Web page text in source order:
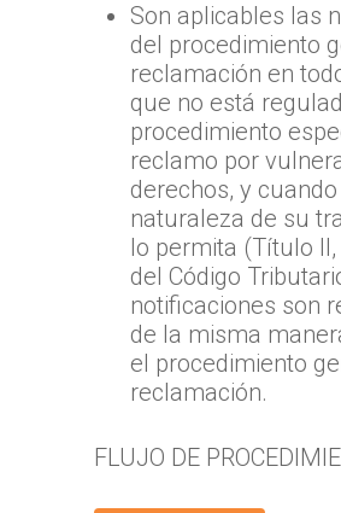
Son aplicables las
del procedimiento
reclamación en
que no está
procedimiento
reclamo por
derechos, y
naturaleza de su
lo permita (Título II,
del Código
notificaciones son
de la misma
el procedimiento
reclamación.
FLUJO DE